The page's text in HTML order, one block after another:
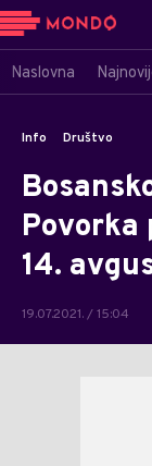
Naslovna
Info Društvo
Povorka
14.
19.07.2021. / 15:04